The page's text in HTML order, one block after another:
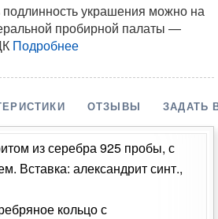
украшения можно на
пробирной палаты —
Подробнее
ОТЗЫВЫ ЗАДАТЬ
из серебра 925 пробы, с
Вставка: александрит синт.,
кольцо с